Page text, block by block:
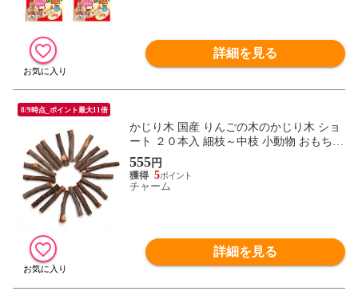
詳細を見る
8/9時点_ポイント最大11倍
かじり木 国産 りんごの木のかじり木 ショ
ート ２０本入 細枝～中枝 小動物 おもちゃ
無添加 無着色 うさぎ ハムスター チンチラ
おもちゃ 小動物 関東当日便
555円
5
チャーム
詳細を見る